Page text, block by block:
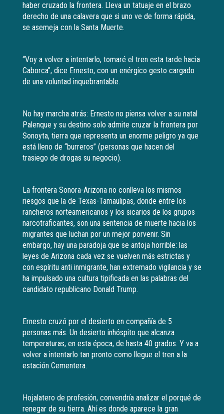
haber cruzado la frontera. Lleva un tatuaje en el brazo
derecho de una calavera que si uno ve de forma rápida,
se asemeja con la Santa Muerte.
“Voy a volver a intentarlo, tomaré el tren esta tarde hacia
Caborca”, dice Ernesto, con un enérgico gesto cargado
de una voluntad inquebrantable.
No hay marcha atrás: Ernesto no piensa volver a su natal
Palenque y su destino solo admite cruzar la frontera por
Sonoyta, tierra que representa un enorme peligro ya que
está lleno de “burreros” (personas que hacen del
trasiego de drogas su negocio).
La frontera Sonora-Arizona no conlleva los mismos
riesgos que la de Texas-Tamaulipas, donde entre los
rancheros norteamericanos y los sicarios de los grupos
narcotraficantes, son una sentencia de muerte hacia los
migrantes que luchan por un mejor porvenir. Sin
embargo, hay una paradoja que se antoja horrible: las
leyes de Arizona cada vez se vuelven más estrictas y
con espíritu anti inmigrante, han extremado vigilancia y se
ha impulsado una cultura tipificada en las palabras del
candidato republicano Donald Trump.
Ernesto cruzó por el desierto en compañía de 5
personas más. Un desierto inhóspito que alcanza
temperaturas, en esta época, de hasta 40 grados. Y va a
volver a intentarlo tan pronto como llegue el tren a la
estación Cementera.
Hojalatero de profesión, convendría analizar el porqué de
renegar de su tierra. Ahí es donde aparece la gran